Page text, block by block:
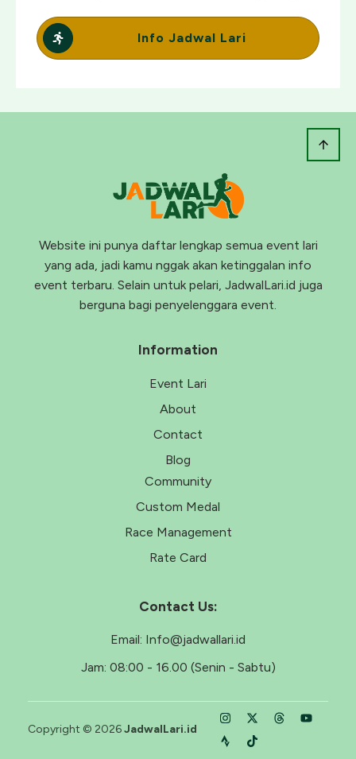
Info Jadwal Lari
Website ini punya daftar lengkap semua event lari
yang ada, jadi kamu nggak akan ketinggalan info
event terbaru. Selain untuk pelari, JadwalLari.id juga
berguna bagi penyelenggara event.
Information
Event Lari
About
Contact
Blog
Community
Custom Medal
Race Management
Rate Card
Contact Us:
Email: Info@jadwallari.id
Jam: 08:00 - 16.00 (Senin - Sabtu)
Copyright © 2026JadwalLari.id